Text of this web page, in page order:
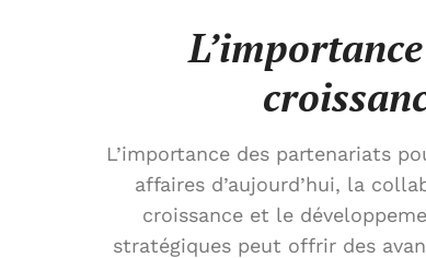
L’importance des partenariats
affaires d’aujourd’hui, la
croissance et le
stratégiques peut offrir des